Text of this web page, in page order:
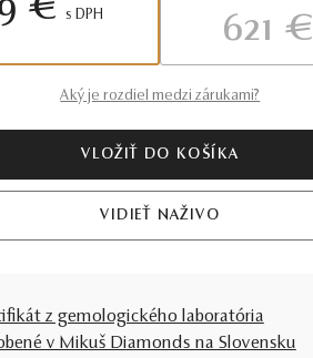
€ S DPH 621 €
Aký je rozdiel medzi zárukami?
VLOŽIŤ DO KOŠÍKA
VIDIEŤ NAŽIVO
z gemologického laboratória
v Mikuš Diamonds na Slovensku